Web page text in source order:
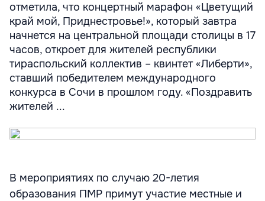
отметила, что концертный марафон «Цветущий
край мой, Приднестровье!», который завтра
начнется на центральной площади столицы в 17
часов, откроет для жителей республики
тираспольский коллектив – квинтет «Либерти»,
ставший победителем международного
конкурса в Сочи в прошлом году. «Поздравить
жителей ...
В мероприятиях по случаю 20-летия
образования ПМР примут участие местные и